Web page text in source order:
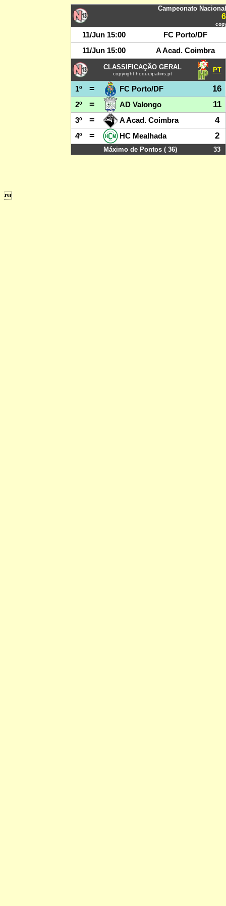
Campeonato
11/Jun 15:00
FC Porto/DF
11/Jun 15:00
A Acad. Coimbra
CLASSIFICAÇÃO GERAL
copyright hoqueipatins.pt PT
1º = FC Porto/DF 16
2º = AD Valongo 11
3º = A Acad. Coimbra 4
4º = HC Mealhada 2
Máximo de Pontos ( 36) 33
